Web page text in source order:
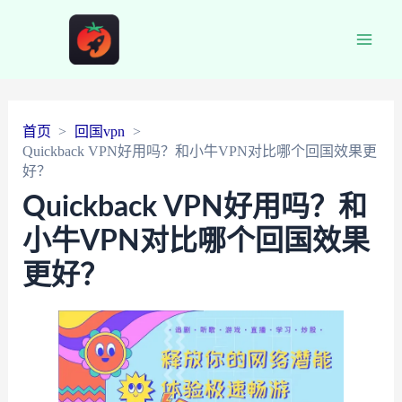
首页
回国vpn
Quickback VPN好用吗？和小牛VPN对比哪个回国效果更
好？
Quickback VPN好用吗？和
小牛VPN对比哪个回国效果
更好？